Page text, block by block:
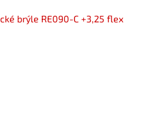
brýle RE090-C +3,25 flex